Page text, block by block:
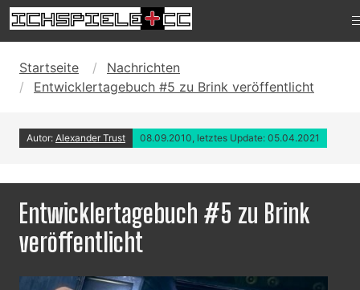
Startseite
Nachrichten
Entwicklertagebuch #5 zu Brink veröffentlicht
Autor: Alexander Trust 08.09.2010, letztes Update: 05.04.2021
Entwicklertagebuch #5 zu Brink
veröffentlicht